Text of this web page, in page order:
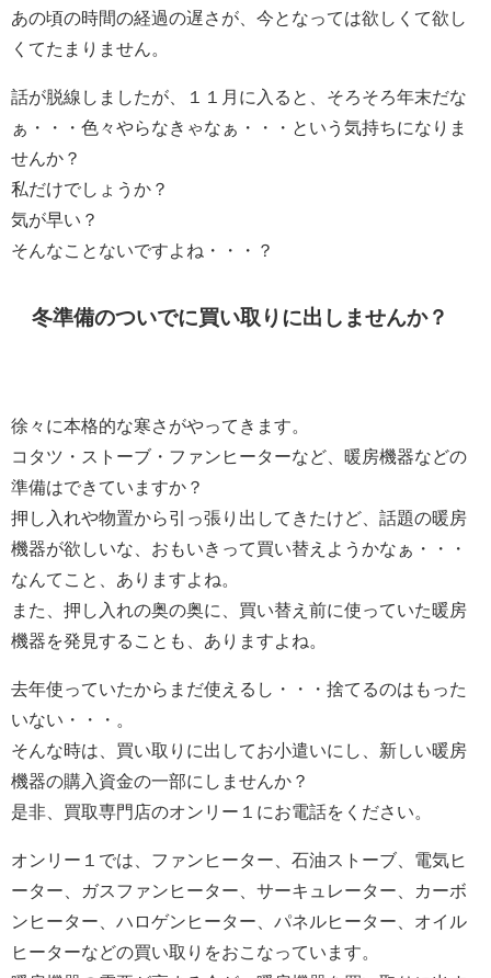
あの頃の時間の経過の遅さが、今となっては欲しくて欲し
くてたまりません。
話が脱線しましたが、１１月に入ると、そろそろ年末だな
ぁ・・・色々やらなきゃなぁ・・・という気持ちになりま
せんか？
私だけでしょうか？
気が早い？
そんなことないですよね・・・？
冬準備のついでに買い取りに出しませんか？
徐々に本格的な寒さがやってきます。
コタツ・ストーブ・ファンヒーターなど、暖房機器などの
準備はできていますか？
押し入れや物置から引っ張り出してきたけど、話題の暖房
機器が欲しいな、おもいきって買い替えようかなぁ・・・
なんてこと、ありますよね。
また、押し入れの奥の奥に、買い替え前に使っていた暖房
機器を発見することも、ありますよね。
去年使っていたからまだ使えるし・・・捨てるのはもった
いない・・・。
そんな時は、買い取りに出してお小遣いにし、新しい暖房
機器の購入資金の一部にしませんか？
是非、買取専門店のオンリー１にお電話をください。
オンリー１では、 ファンヒーター、石油ストーブ、電気ヒ
ーター、ガスファンヒーター、サーキュレーター、カーボ
ンヒーター、ハロゲンヒーター、パネルヒーター、オイル
ヒーターなどの買い取りをおこなっています。